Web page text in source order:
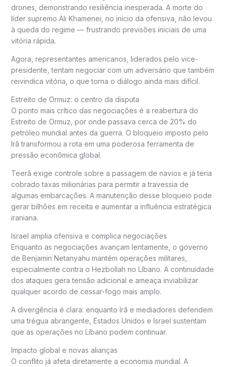
drones, demonstrando resiliência inesperada. A morte do
líder supremo Ali Khamenei , no início da ofensiva, não levou
à queda do regime — frustrando previsões iniciais de uma
vitória rápida.
Agora, representantes americanos, liderados pelo vice-
presidente, tentam negociar com um adversário que também
reivindica vitória, o que torna o diálogo ainda mais difícil.
Estreito de Ormuz: o centro da disputa
O ponto mais crítico das negociações é a reabertura do
Estreito de Ormuz , por onde passava cerca de 20% do
petróleo mundial antes da guerra. O bloqueio imposto pelo
Irã transformou a rota em uma poderosa ferramenta de
pressão econômica global.
Teerã exige controle sobre a passagem de navios e já teria
cobrado taxas milionárias para permitir a travessia de
algumas embarcações. A manutenção desse bloqueio pode
gerar bilhões em receita e aumentar a influência estratégica
iraniana.
Israel amplia ofensiva e complica negociações
Enquanto as negociações avançam lentamente, o governo
de Benjamin Netanyahu mantém operações militares,
especialmente contra o Hezbollah no Líbano. A continuidade
dos ataques gera tensão adicional e ameaça inviabilizar
qualquer acordo de cessar-fogo mais amplo.
A divergência é clara: enquanto Irã e mediadores defendem
uma trégua abrangente, Estados Unidos e Israel sustentam
que as operações no Líbano podem continuar.
Impacto global e novas alianças
O conflito já afeta diretamente a economia mundial. A